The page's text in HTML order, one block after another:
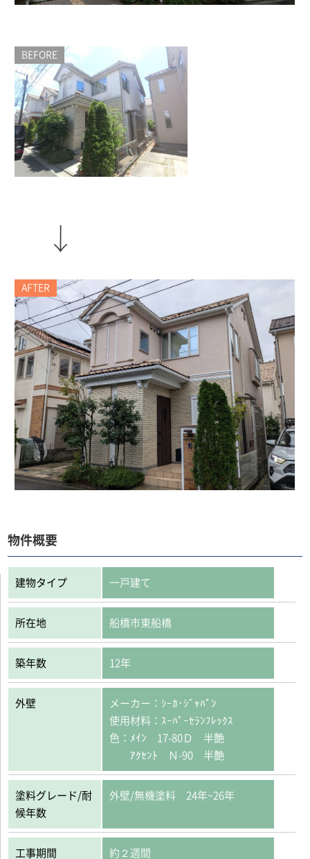
BEFORE
AFTER
物件概要
建物タイプ 一戸建て
所在地 船橋市東船橋
築年数 12年
外壁
メーカー：ｼｰｶ･ｼﾞｬﾊﾟﾝ
使用材料：ｽｰﾊﾟｰｾﾗﾝﾌﾚｯｸｽ
色：ﾒｲﾝ 17-80Ｄ 半艶
ｱｸｾﾝﾄ Ｎ-90 半艶
塗料グレード/耐
候年数
外壁/無機塗料 24年~26年
工事期間 約２週間